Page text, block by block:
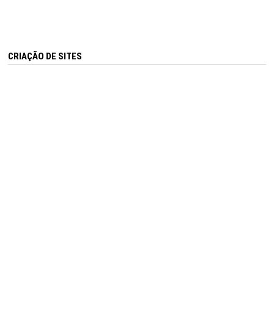
CRIAÇÃO DE SITES